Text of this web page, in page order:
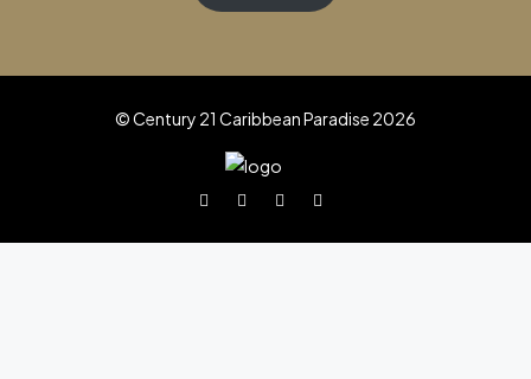
© Century 21 Caribbean Paradise 2026